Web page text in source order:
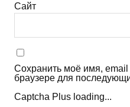
Сайт
Сохранить моё имя, email
браузере для
Captcha Plus loading...